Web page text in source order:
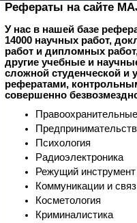
Рефераты на сайте
У нас в нашей базе
14000 научных работ,
работ и дипломных
другие учебные и
сложной студенческой и
рефератами,
совершенно
Психология
Радиоэлектроника
Режущий инструмент
Коммуникации и
Косметология
Криминалистика